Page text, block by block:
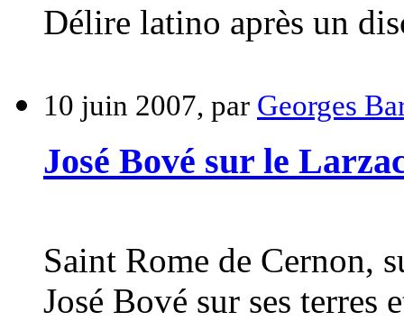
Délire latino après un
10 juin 2007, par Georges
José Bové sur le
Saint Rome de Cernon,
José Bové sur ses terres